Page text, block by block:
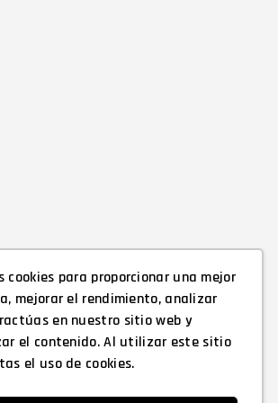
cookies para proporcionar una mejor
mejorar el rendimiento, analizar
en nuestro sitio web y
el contenido. Al utilizar este sitio
el uso de cookies.